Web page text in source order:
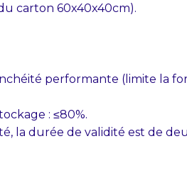
carton 60x40x40cm).
performante (limite la
: ≤80%.
la durée de validité est de